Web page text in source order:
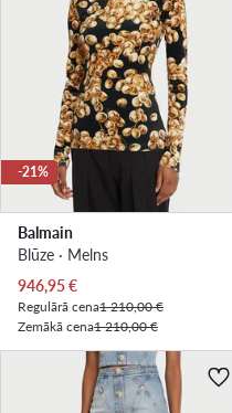
-21%
Balmain
Blūze · Melns
Pašreizējā cena
946,95€
Regulārā cena1 210,00 €
Zemākā cena1 210,00 €